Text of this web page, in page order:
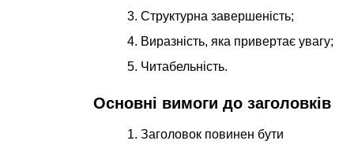
Структурна завершеність;
Виразність, яка привертає увагу;
Читабельність.
Основні вимоги до заголовків
Заголовок повинен бути